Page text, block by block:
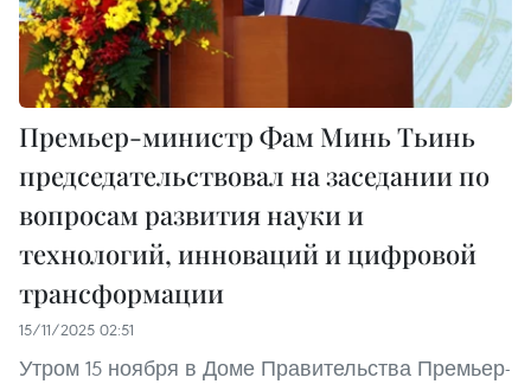
Премьер-министр Фам Минь Тьинь
председательствовал на заседании по
вопросам развития науки и
технологий, инноваций и цифровой
трансформации
15/11/2025 02:51
Утром 15 ноября в Доме Правительства Премьер-